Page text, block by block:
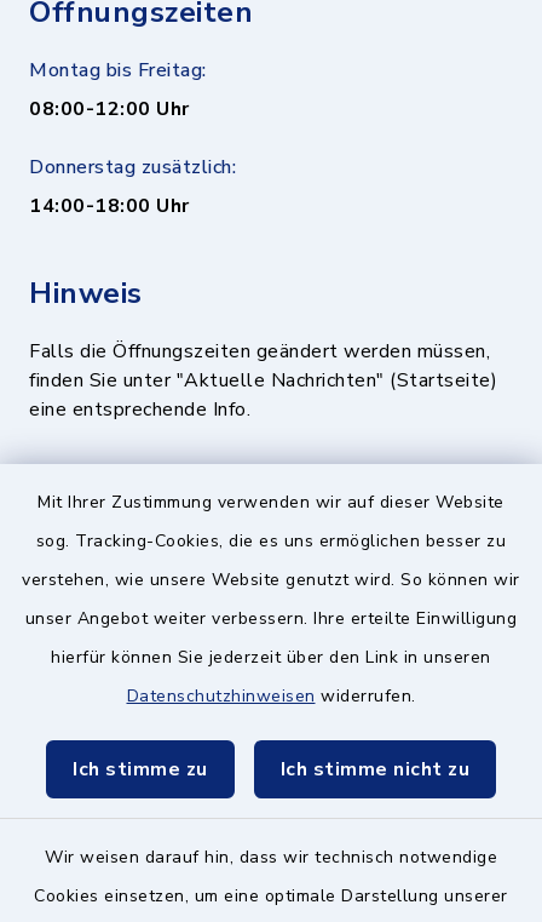
Mit Ihrer Zustimmung verwenden wir auf dieser Website
sog. Tracking-Cookies, die es uns ermöglichen besser zu
verstehen, wie unsere Website genutzt wird. So können wir
unser Angebot weiter verbessern. Ihre erteilte Einwilligung
hierfür können Sie jederzeit über den Link in unseren
Datenschutzhinweisen widerrufen.
Ich stimme zu Ich stimme nicht zu
Wir weisen darauf hin, dass wir technisch notwendige
Cookies einsetzen, um eine optimale Darstellung unserer
Öffnungszeiten
Montag bis Freitag:
08:00-12:00 Uhr
Donnerstag zusätzlich:
14:00-18:00 Uhr
Hinweis
Falls die Öffnungszeiten geändert werden müssen,
finden Sie unter "Aktuelle Nachrichten" (Startseite)
eine entsprechende Info.
Quicklinks
BayernPortal
Landratsamt München
Zweckverband München Südost
Kontakt ins Rathaus